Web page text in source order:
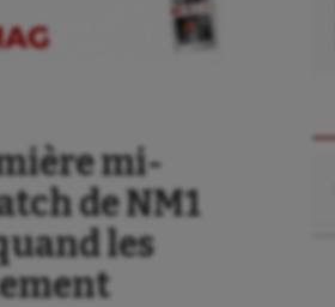
mi-
de NM1
les